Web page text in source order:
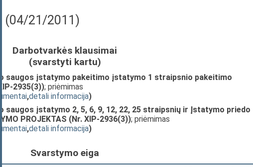
(04/21/2011)
Darbotvarkės klausimai
(svarstyti kartu)
saugos įstatymo pakeitimo įstatymo 1 straipsnio pakeitimo
2935(3)); priėmimas
,detali informacija)
saugos įstatymo 2, 5, 6, 9, 12, 22, 25 straipsnių ir Įstatymo priedo
PROJEKTAS (Nr. XIP-2936(3)); priėmimas
,detali informacija)
Svarstymo eiga